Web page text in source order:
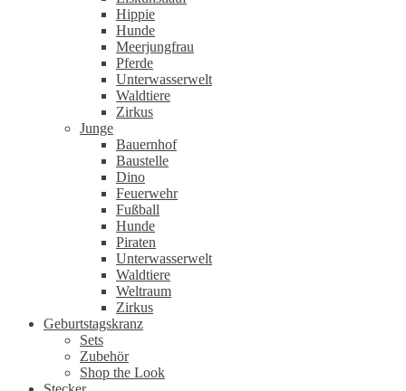
Hippie
Hunde
Meerjungfrau
Pferde
Unterwasserwelt
Waldtiere
Zirkus
Junge
Bauernhof
Baustelle
Dino
Feuerwehr
Fußball
Hunde
Piraten
Unterwasserwelt
Waldtiere
Weltraum
Zirkus
Geburtstagskranz
Sets
Zubehör
Shop the Look